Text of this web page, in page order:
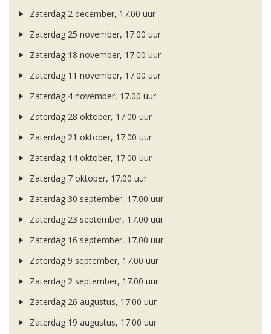
Zaterdag 2 december, 17.00 uur
Zaterdag 25 november, 17.00 uur
Zaterdag 18 november, 17.00 uur
Zaterdag 11 november, 17.00 uur
Zaterdag 4 november, 17.00 uur
Zaterdag 28 oktober, 17.00 uur
Zaterdag 21 oktober, 17.00 uur
Zaterdag 14 oktober, 17.00 uur
Zaterdag 7 oktober, 17.00 uur
Zaterdag 30 september, 17.00 uur
Zaterdag 23 september, 17.00 uur
Zaterdag 16 september, 17.00 uur
Zaterdag 9 september, 17.00 uur
Zaterdag 2 september, 17.00 uur
Zaterdag 26 augustus, 17.00 uur
Zaterdag 19 augustus, 17.00 uur